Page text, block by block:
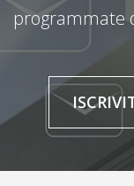
programmate